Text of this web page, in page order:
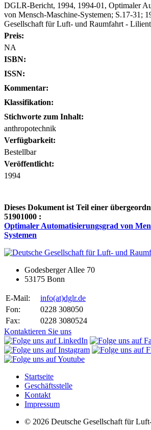
DGLR-Bericht, 1994, 1994-01, Optimaler
von Mensch-Maschine-Systemen; S.17-31;
Gesellschaft für Luft- und Raumfahrt -
Preis:
NA
ISBN:
ISSN:
Kommentar:
Klassifikation:
Stichworte zum Inhalt:
anthropotechnik
Verfügbarkeit:
Bestellbar
Veröffentlicht:
1994
Dieses Dokument ist Teil einer
51901000 :
Optimaler Automatisierungsgrad von
Systemen
Godesberger Allee 70
53175 Bonn
E-Mail: info(at)dglr.de
Fon:
0228 308050
Fax:
0228 3080524
Kontaktieren Sie uns
Startseite
Geschäftsstelle
Kontakt
Impressum
© 2026 Deutsche Gesellschaft für